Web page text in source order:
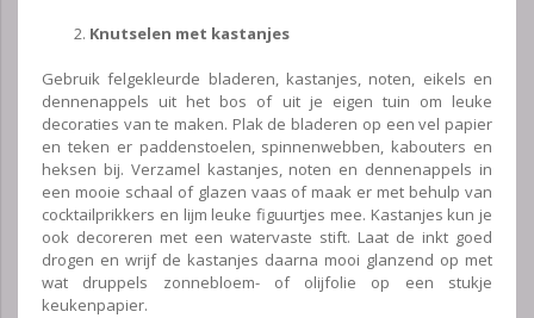
Knutselen met kastanjes
Gebruik felgekleurde bladeren, kastanjes, noten, eikels en
dennenappels uit het bos of uit je eigen tuin om leuke
decoraties van te maken. Plak de bladeren op een vel papier
en teken er paddenstoelen, spinnenwebben, kabouters en
heksen bij. Verzamel kastanjes, noten en dennenappels in
een mooie schaal of glazen vaas of maak er met behulp van
cocktailprikkers en lijm leuke figuurtjes mee. Kastanjes kun je
ook decoreren met een watervaste stift. Laat de inkt goed
drogen en wrijf de kastanjes daarna mooi glanzend op met
wat druppels zonnebloem- of olijfolie op een stukje
keukenpapier.